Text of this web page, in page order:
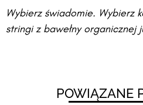
Wybierz świadomie. Wybierz
stringi z bawełny organicznej
POWIĄZANE